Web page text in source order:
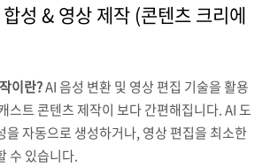
성 & 영상 제작 (콘텐츠 크리에
이란?AI 음성 변환 및 영상 편집 기술을 활용
스트 콘텐츠 제작이 보다 간편해집니다. AI 도
을 자동으로 생성하거나, 영상 편집을 최소한
수 있습니다.